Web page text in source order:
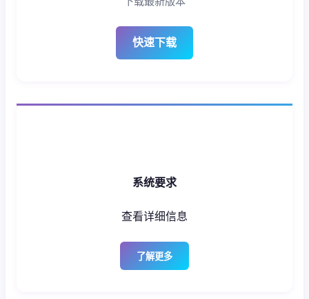
快速下载
系统要求
查看详细信息
了解更多